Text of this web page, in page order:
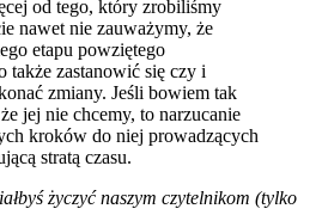
od tego, który zrobiliśmy
nawet nie zauważymy, że
etapu powziętego
także zastanowić się czy i
zmiany. Jeśli bowiem tak
jej nie chcemy, to narzucanie
kroków do niej prowadzących
stratą czasu.
życzyć naszym czytelnikom (tylko